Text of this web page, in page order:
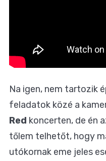
Na igen, nem tartozik
feladatok közé a
Red koncerten, de én
tőlem telhetőt, hogy
utókornak eme jeles